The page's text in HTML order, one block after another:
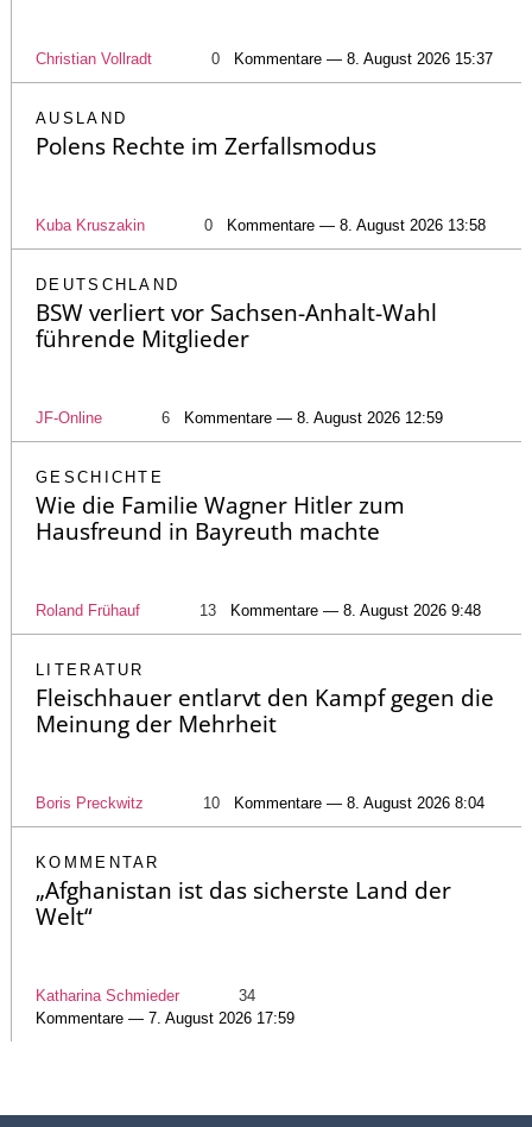
Christian Vollradt 0 Kommentare — 8. August 2026 15:37
AUSLAND
Polens Rechte im Zerfallsmodus
Kuba Kruszakin 0 Kommentare — 8. August 2026 13:58
DEUTSCHLAND
BSW verliert vor Sachsen-Anhalt-Wahl
führende Mitglieder
JF-Online 6 Kommentare — 8. August 2026 12:59
GESCHICHTE
Wie die Familie Wagner Hitler zum
Hausfreund in Bayreuth machte
Roland Frühauf 13 Kommentare — 8. August 2026 9:48
LITERATUR
Fleischhauer entlarvt den Kampf gegen die
Meinung der Mehrheit
Boris Preckwitz 10 Kommentare — 8. August 2026 8:04
KOMMENTAR
„Afghanistan ist das sicherste Land der
Welt“
Katharina Schmieder
34
Kommentare — 7. August 2026 17:59